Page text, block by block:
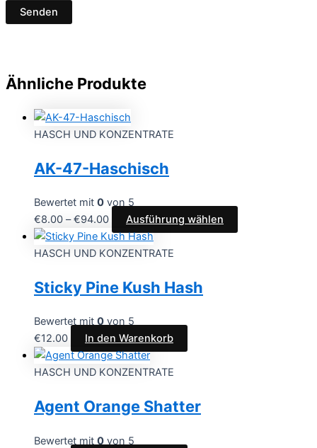
Ähnliche Produkte
HASCH UND KONZENTRATE
AK-47-Haschisch
Bewertet mit 0 von 5
€8.00 –€94.00 Ausführung wählen
HASCH UND KONZENTRATE
Sticky Pine Kush Hash
Bewertet mit 0 von 5
€12.00 In den Warenkorb
HASCH UND KONZENTRATE
Agent Orange Shatter
Bewertet mit 0 von 5